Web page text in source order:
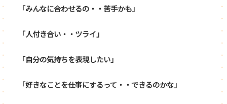
「みんなに合わせるの・・苦手かも」
「人付き合い・・ツライ」
「自分の気持ちを表現したい」
「好きなことを仕事にするって・・できるのかな」